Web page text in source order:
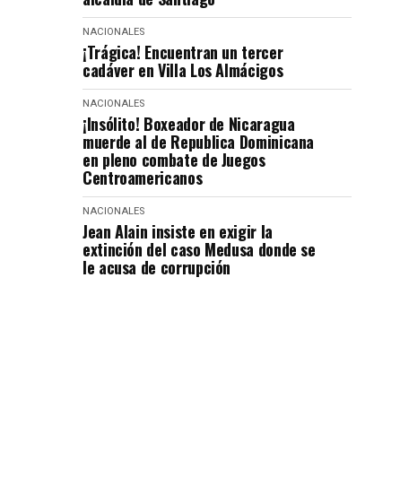
NACIONALES
¡Trágica! Encuentran un tercer
cadáver en Villa Los Almácigos
NACIONALES
¡Insólito! Boxeador de Nicaragua
muerde al de Republica Dominicana
en pleno combate de Juegos
Centroamericanos
NACIONALES
Jean Alain insiste en exigir la
extinción del caso Medusa donde se
le acusa de corrupción